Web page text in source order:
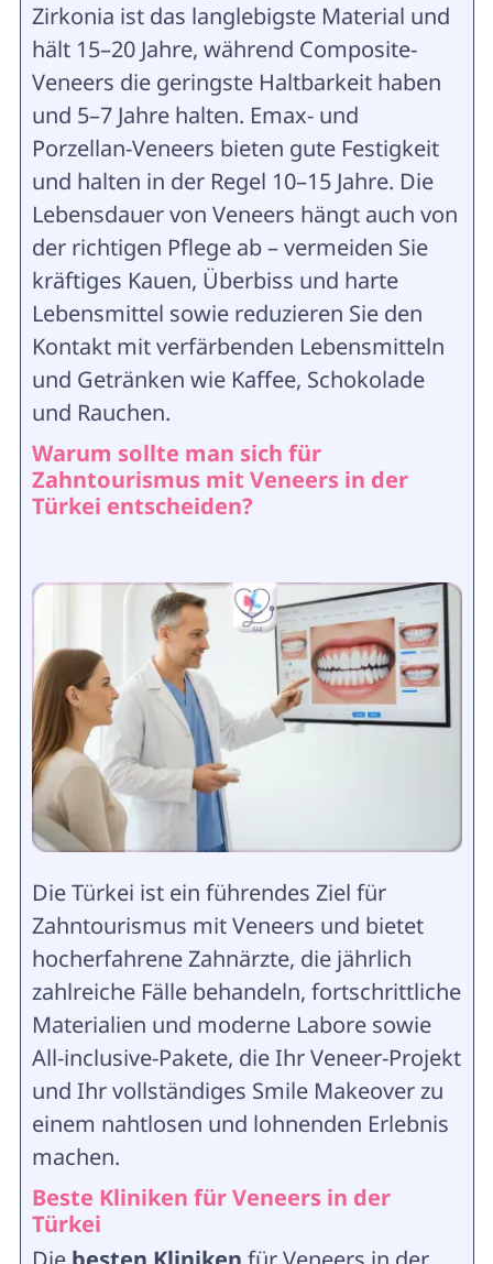
Zirkonia ist das langlebigste Material und
hält 15–20 Jahre, während Composite-
Veneers die geringste Haltbarkeit haben
und 5–7 Jahre halten. Emax- und
Porzellan-Veneers bieten gute Festigkeit
und halten in der Regel 10–15 Jahre. Die
Lebensdauer von Veneers hängt auch von
der richtigen Pflege ab – vermeiden Sie
kräftiges Kauen, Überbiss und harte
Lebensmittel sowie reduzieren Sie den
Kontakt mit verfärbenden Lebensmitteln
und Getränken wie Kaffee, Schokolade
und Rauchen.
Warum sollte man sich für
Zahntourismus mit Veneers in der
Türkei entscheiden?
Die Türkei ist ein führendes Ziel für
Zahntourismus mit Veneers und bietet
hocherfahrene Zahnärzte, die jährlich
zahlreiche Fälle behandeln, fortschrittliche
Materialien und moderne Labore sowie
All-inclusive-Pakete, die Ihr Veneer-Projekt
und Ihr vollständiges Smile Makeover zu
einem nahtlosen und lohnenden Erlebnis
machen.
Beste Kliniken für Veneers in der
Türkei